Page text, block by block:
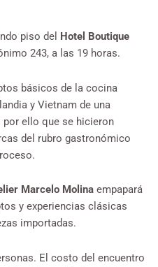
piso del Hotel Boutique
243, a las 19 horas.
básicos de la cocina
y Vietnam de una
por ello que se hicieron
del rubro gastronómico
Marcelo Molina empapará
y experiencias clásicas
importadas.
El costo del encuentro